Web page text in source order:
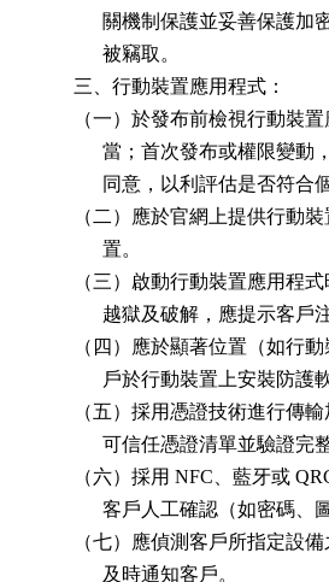
關機制保護並妥善保
              被竊取。
        三、行動裝置應用程式：
（一）於發布前檢視行動
當；首次發布或權限
同意，以利評估是否
（二）應於官網上提供行
              置。
（三）啟動行動裝置應用
越獄及破解，應提示客戶
（四）應於顯著位置（如
戶於行動裝置上安裝防護
（五）採用憑證技術進行
可信任憑證清單並驗
（六）採用 NFC、藍牙或
客戶人工確認（如密碼
（七）應偵測客戶所指定
              及時通知客戶。